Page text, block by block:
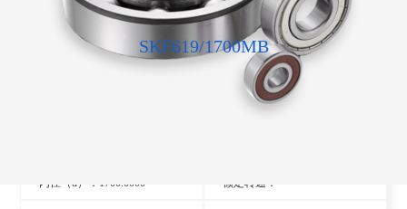
SKF619/1700MB
旧型号：- -
内径（d）：1700.0000 额定转速：- -